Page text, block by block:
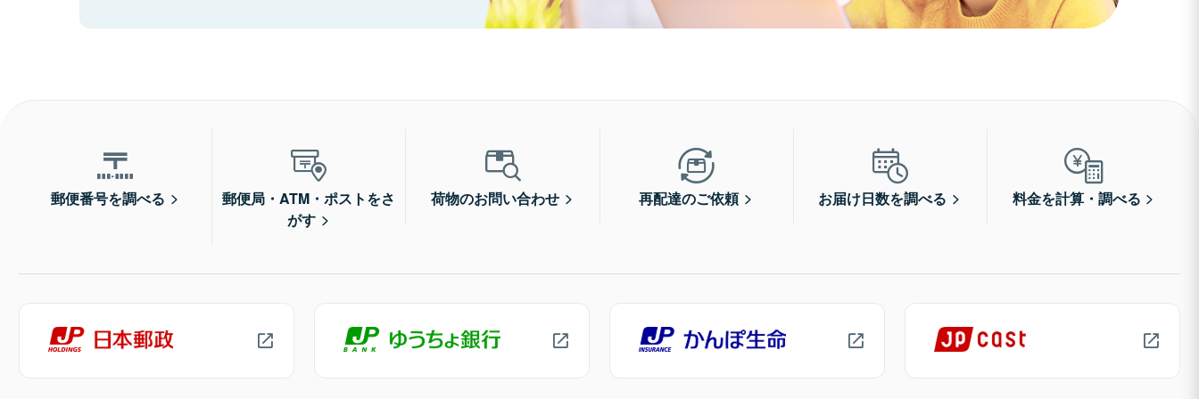
郵便番号を調べる
郵便局・ATM・ポストをさ
がす
荷物のお問い合わせ 再配達のご依頼 お届け日数を調べる 料金を計算・調べる